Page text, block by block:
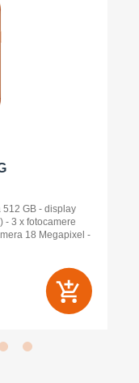
512 GB - display
- 3 x fotocamere
18 Megapixel -